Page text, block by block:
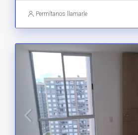
Permítanos llamarle